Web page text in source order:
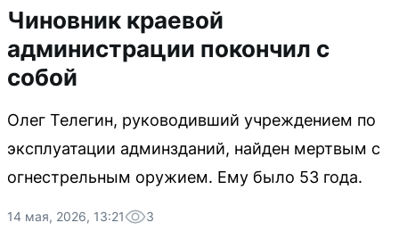
Чиновник краевой
администрации покончил с
собой
Олег Телегин, руководивший учреждением по
эксплуатации админзданий, найден мертвым с
огнестрельным оружием. Ему было 53 года.
14 мая, 2026, 13:21 3